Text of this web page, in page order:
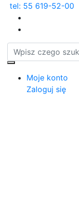
tel: 55 619-52-00
Moje konto
Zaloguj się